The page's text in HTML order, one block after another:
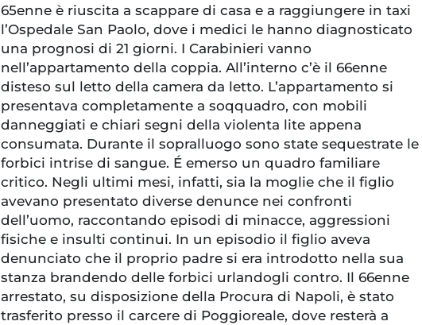
65enne è riuscita a scappare di casa e a raggiungere in taxi
l’Ospedale San Paolo, dove i medici le hanno diagnosticato
una prognosi di 21 giorni. I Carabinieri vanno
nell’appartamento della coppia. All’interno c’è il 66enne
disteso sul letto della camera da letto. L’appartamento si
presentava completamente a soqquadro, con mobili
danneggiati e chiari segni della violenta lite appena
consumata. Durante il sopralluogo sono state sequestrate le
forbici intrise di sangue. É emerso un quadro familiare
critico. Negli ultimi mesi, infatti, sia la moglie che il figlio
avevano presentato diverse denunce nei confronti
dell’uomo, raccontando episodi di minacce, aggressioni
fisiche e insulti continui. In un episodio il figlio aveva
denunciato che il proprio padre si era introdotto nella sua
stanza brandendo delle forbici urlandogli contro. Il 66enne
arrestato, su disposizione della Procura di Napoli, è stato
trasferito presso il carcere di Poggioreale, dove resterà a